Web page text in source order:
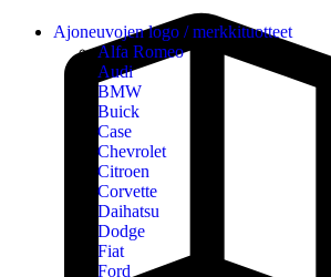
Ajoneuvojen logo / merkkituotteet
Alfa Romeo
Audi
BMW
Buick
Case
Chevrolet
Citroen
Corvette
Daihatsu
Dodge
Fiat
Ford